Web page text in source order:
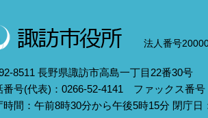
法人番号
8511 長野県諏訪市高島一丁目22番30号
番号(代表)：0266-52-4141 ファックス番号
時間：午前8時30分から午後5時15分 閉庁